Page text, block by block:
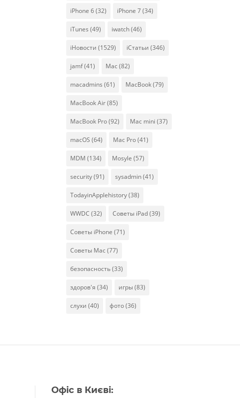
iPhone 6(32) iPhone 7(34)
iTunes (49) iwatch(46)
iНовости (1529) iСтатьи (346)
jamf(41) Mac (82)
macadmins (61) MacBook(79)
MacBook Air(85)
MacBook Pro(92) Mac mini (37)
macOS (64) Mac Pro(41)
MDM (134) Mosyle (57)
security(91) sysadmin(41)
TodayinApplehistory(38)
WWDC (32) Советы iPad(39)
Советы iPhone (71)
Советы Mac (77)
безопасность(33)
здоров'я (34) игры(83)
слухи (40) фото(36)
Офіс в Києві: